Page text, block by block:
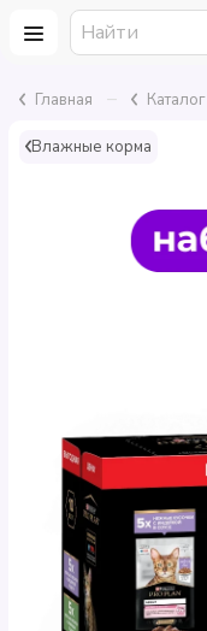
Главная – Каталог
Влажные корма